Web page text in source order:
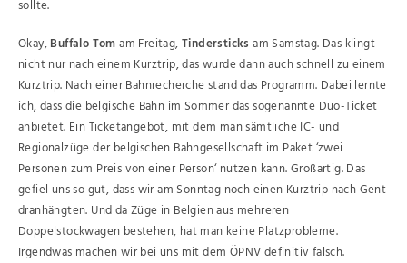
sollte.
Okay,Buffalo Tomam Freitag,Tindersticks am Samstag. Das klingt
nicht nur nach einem Kurztrip, das wurde dann auch schnell zu einem
Kurztrip. Nach einer Bahnrecherche stand das Programm. Dabei lernte
ich, dass die belgische Bahn im Sommer das sogenannte Duo-Ticket
anbietet. Ein Ticketangebot, mit dem man sämtliche IC- und
Regionalzüge der belgischen Bahngesellschaft im Paket ‘zwei
Personen zum Preis von einer Person‘ nutzen kann. Großartig. Das
gefiel uns so gut, dass wir am Sonntag noch einen Kurztrip nach Gent
dranhängten. Und da Züge in Belgien aus mehreren
Doppelstockwagen bestehen, hat man keine Platzprobleme.
Irgendwas machen wir bei uns mit dem ÖPNV definitiv falsch.